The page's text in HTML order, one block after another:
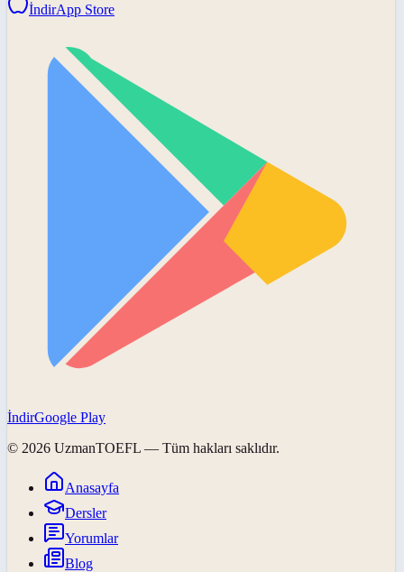
İndirApp Store
İndirGoogle Play
© 2026 UzmanTOEFL — Tüm hakları saklıdır.
Anasayfa
Dersler
Yorumlar
Blog